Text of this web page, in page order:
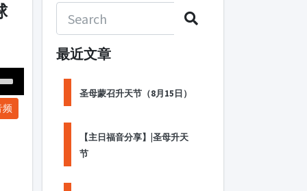
频
最近文章
圣母蒙召升天节（8月15日）
【主日福音分享】|圣母升天
节